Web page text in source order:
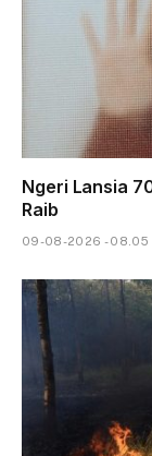
Ngeri Lansia
Raib
09-08-2026 - 08.05